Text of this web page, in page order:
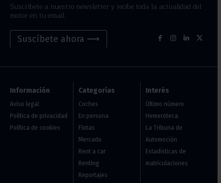
Suscríbete a nuestro newsletter y recibe toda la actualidad del
motor en tu email.
Suscíbete ahora ⟶
Información
Aviso legal
Política de privacidad
Política de cookies
Categorías
Coches
En persona
Flotas
Mercado
Rent a car
Renting
Reportajes
Interés
Último número
Hemeroteca
La Tribuna de
Automoción
Estadísticas de
matriculaciones